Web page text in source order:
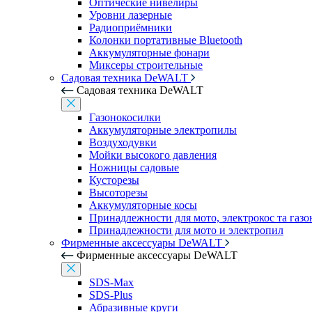
Оптические нивелиры
Уровни лазерные
Радиоприёмники
Колонки портативные Bluetooth
Аккумуляторные фонари
Миксеры строительные
Садовая техника DeWALT
Садовая техника DeWALT
Газонокосилки
Аккумуляторные электропилы
Воздуходувки
Мойки высокого давления
Ножницы садовые
Кусторезы
Высоторезы
Аккумуляторные косы
Принадлежности для мото, электрокос та
Принадлежности для мото и электропил
Фирменные аксессуары DeWALT
Фирменные аксессуары DeWALT
SDS-Max
SDS-Plus
Абразивные круги